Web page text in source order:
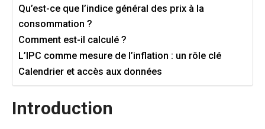
Qu’est-ce que l’indice général des prix à la
consommation ?
Comment est-il calculé ?
L’IPC comme mesure de l’inflation : un rôle clé
Calendrier et accès aux données
Introduction